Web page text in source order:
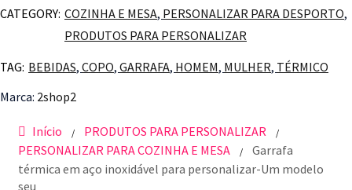
CATEGORY: COZINHA E MESA, PERSONALIZAR PARA DESPORTO,
PRODUTOS PARA PERSONALIZAR
TAG: BEBIDAS, COPO, GARRAFA, HOMEM, MULHER, TÉRMICO
Marca: 2shop2
Início / PRODUTOS PARA PERSONALIZAR /
PERSONALIZAR PARA COZINHA E MESA /
Garrafa
térmica em aço inoxidável para personalizar-Um modelo
seu